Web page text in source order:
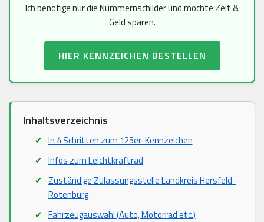
Ich benötige nur die Nummernschilder und möchte Zeit &
Geld sparen.
HIER KENNZEICHEN BESTELLEN
Inhaltsverzeichnis
In 4 Schritten zum 125er-Kennzeichen
Infos zum Leichtkraftrad
Zuständige Zulassungsstelle Landkreis Hersfeld-
Rotenburg
Fahrzeugauswahl (Auto, Motorrad etc.)